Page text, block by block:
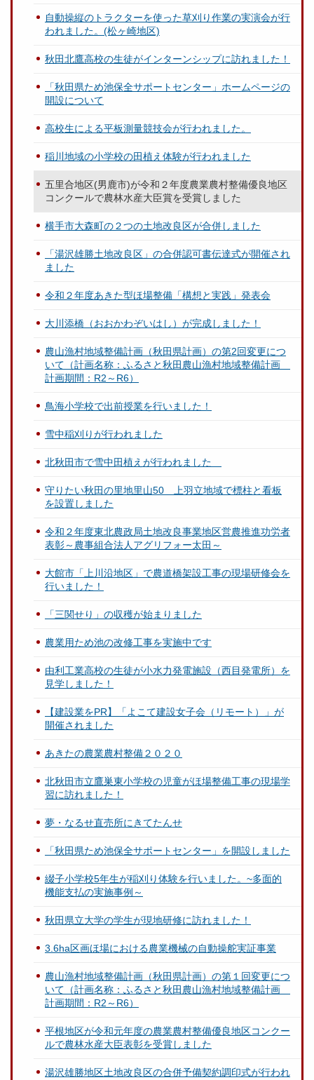
自動操縦のトラクターを使った草刈り作業の実演会が行
われました。(松ヶ崎地区)
秋田北鷹高校の生徒がインターンシップに訪れました！
「秋田県ため池保全サポートセンター」ホームページの
開設について
高校生による平板測量競技会が行われました。
稲川地域の小学校の田植え体験が行われました
五里合地区(男鹿市)が令和２年度農業農村整備優良地区
コンクールで農林水産大臣賞を受賞しました
横手市大森町の２つの土地改良区が合併しました
「湯沢雄勝土地改良区」の合併認可書伝達式が開催され
ました
令和２年度あきた型ほ場整備「構想と実践」発表会
大川添橋（おおかわぞいはし）が完成しました！
農山漁村地域整備計画（秋田県計画）の第2回変更につ
いて（計画名称：ふるさと秋田農山漁村地域整備計画
計画期間：R2～R6）
鳥海小学校で出前授業を行いました！
雪中稲刈りが行われました
北秋田市で雪中田植えが行われました
守りたい秋田の里地里山50 上羽立地域で標柱と看板
を設置しました
令和２年度東北農政局土地改良事業地区営農推進功労者
表彰～農事組合法人アグリフォー太田～
大館市「上川沿地区」で農道橋架設工事の現場研修会を
行いました！
「三関せり」の収穫が始まりました
農業用ため池の改修工事を実施中です
由利工業高校の生徒が小水力発電施設（西目発電所）を
見学しました！
【建設業をPR】「よこて建設女子会（リモート）」が
開催されました
あきたの農業農村整備２０２０
北秋田市立鷹巣東小学校の児童がほ場整備工事の現場学
習に訪れました！
夢・なるせ直売所にきてたんせ
「秋田県ため池保全サポートセンター」を開設しました
綴子小学校5年生が稲刈り体験を行いました。~多面的
機能支払の実施事例～
秋田県立大学の学生が現地研修に訪れました！
3.6ha区画ほ場における農業機械の自動操舵実証事業
農山漁村地域整備計画（秋田県計画）の第１回変更につ
いて（計画名称：ふるさと秋田農山漁村地域整備計画
計画期間：R2～R6）
平根地区が令和元年度の農業農村整備優良地区コンクー
ルで農林水産大臣表彰を受賞しました
湯沢雄勝地区土地改良区の合併予備契約調印式が行われ